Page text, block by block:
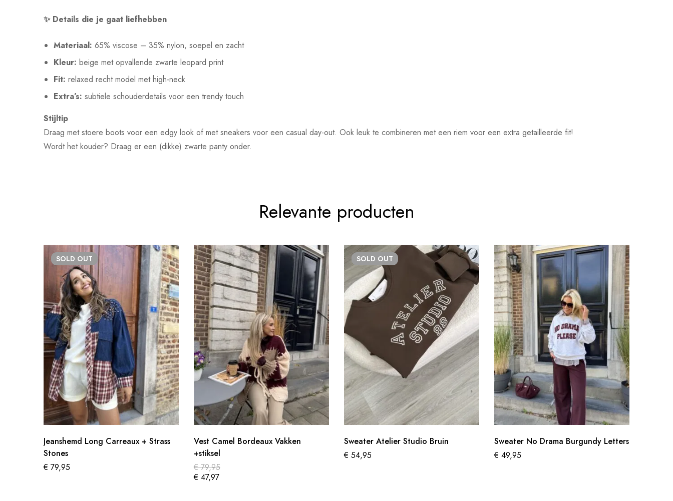
✨ Details die je gaat liefhebben
Materiaal: 65% viscose – 35% nylon, soepel en zacht
Kleur: beige met opvallende zwarte leopard print
Fit: relaxed recht model met high-neck
Extra’s: subtiele schouderdetails voor een trendy touch
Stijltip
Draag met stoere boots voor een edgy look of met sneakers voor een casual day-out. Ook leuk te combineren met een riem voor een extra getailleerde fit!
Wordt het kouder? Draag er een (dikke) zwarte panty onder.
Relevante producten
SOLD OUT
Jeanshemd Long Carreaux + Strass
Stones
€ 79,95
Vest Camel Bordeaux Vakken
+stiksel
€79,95
€ 47,97
SOLD OUT
Sweater Atelier Studio Bruin
€ 54,95
Sweater No Drama Burgundy Letters
€ 49,95